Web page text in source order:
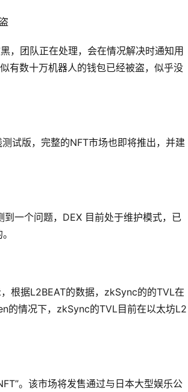
，团队正在处理，会在情况解决时通知用
有数十万机器人的钱包已经被盗，似乎没
试版，完整的NFT市场也即将推出，并建
一个问题，DEX 目前处于维护模式，已
根据L2BEAT的数据，zkSync的的TVL在
的情况下，zkSync的TVL目前在以太坊L2
。该市场将发售通过与日本大型娱乐公